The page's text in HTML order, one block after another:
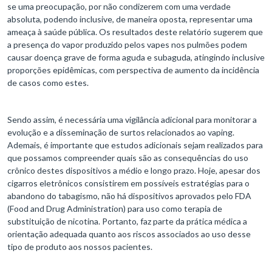
se uma preocupação, por não condizerem com uma verdade
absoluta, podendo inclusive, de maneira oposta, representar uma
ameaça à saúde pública. Os resultados deste relatório sugerem que
a presença do vapor produzido pelos vapes nos pulmões podem
causar doença grave de forma aguda e subaguda, atingindo inclusive
proporções epidêmicas, com perspectiva de aumento da incidência
de casos como estes.
Sendo assim, é necessária uma vigilância adicional para monitorar a
evolução e a disseminação de surtos relacionados ao vaping.
Ademais, é importante que estudos adicionais sejam realizados para
que possamos compreender quais são as consequências do uso
crônico destes dispositivos a médio e longo prazo. Hoje, apesar dos
cigarros eletrônicos consistirem em possíveis estratégias para o
abandono do tabagismo, não há dispositivos aprovados pelo FDA
(Food and Drug Administration) para uso como terapia de
substituição de nicotina. Portanto, faz parte da prática médica a
orientação adequada quanto aos riscos associados ao uso desse
tipo de produto aos nossos pacientes.